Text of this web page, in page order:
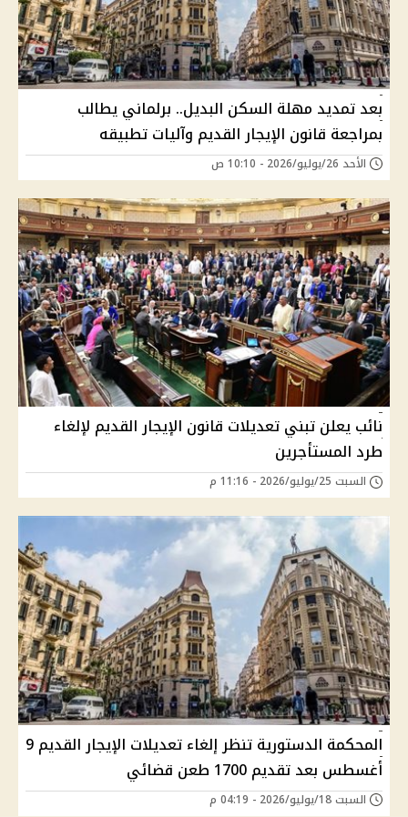
بعد تمديد مهلة السكن البديل.. برلماني يطالب
بمراجعة قانون الإيجار القديم وآليات تطبيقه
الأحد 26/يوليو/2026 - 10:10 ص
نائب يعلن تبني تعديلات قانون الإيجار القديم لإلغاء
طرد المستأجرين
السبت 25/يوليو/2026 - 11:16 م
المحكمة الدستورية تنظر إلغاء تعديلات الإيجار القديم 9
أغسطس بعد تقديم 1700 طعن قضائي
السبت 18/يوليو/2026 - 04:19 م